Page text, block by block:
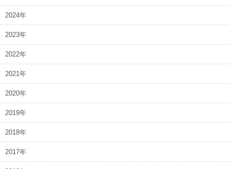
2024年
2023年
2022年
2021年
2020年
2019年
2018年
2017年